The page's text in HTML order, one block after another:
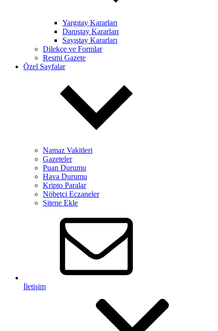
Yargıtay Kararları
Danıştay Kararları
Sayıştay Kararları
Dilekçe ve Formlar
Resmi Gazete
Özel Sayfalar
Namaz Vakitleri
Gazeteler
Puan Durumu
Hava Durumu
Kripto Paralar
Nöbetçi Eczaneler
Sitene Ekle
İletişim